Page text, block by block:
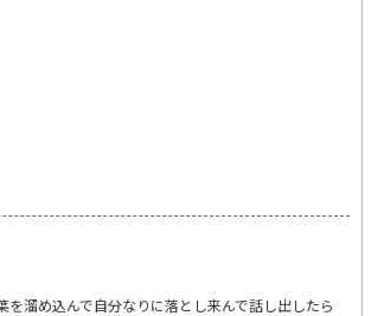
溜め込んで自分なりに落とし来んで話し出したら